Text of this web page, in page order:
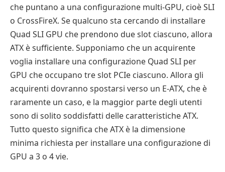
che puntano a una configurazione multi-GPU, cioè SLI
o CrossFireX. Se qualcuno sta cercando di installare
Quad SLI GPU che prendono due slot ciascuno, allora
ATX è sufficiente. Supponiamo che un acquirente
voglia installare una configurazione Quad SLI per
GPU che occupano tre slot PCIe ciascuno. Allora gli
acquirenti dovranno spostarsi verso un E-ATX, che è
raramente un caso, e la maggior parte degli utenti
sono di solito soddisfatti delle caratteristiche ATX.
Tutto questo significa che ATX è la dimensione
minima richiesta per installare una configurazione di
GPU a 3 o 4 vie.